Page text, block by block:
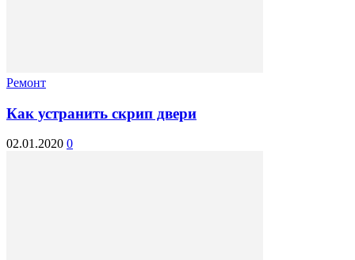
Ремонт
Как устранить скрип двери
02.01.2020 0